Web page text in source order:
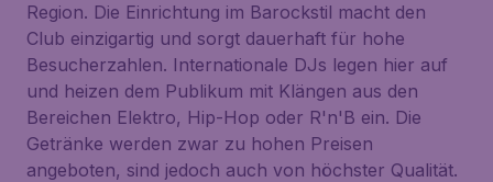
Region. Die Einrichtung im Barockstil macht den
Club einzigartig und sorgt dauerhaft für hohe
Besucherzahlen. Internationale DJs legen hier auf
und heizen dem Publikum mit Klängen aus den
Bereichen Elektro, Hip-Hop oder R'n'B ein. Die
Getränke werden zwar zu hohen Preisen
angeboten, sind jedoch auch von höchster Qualität.